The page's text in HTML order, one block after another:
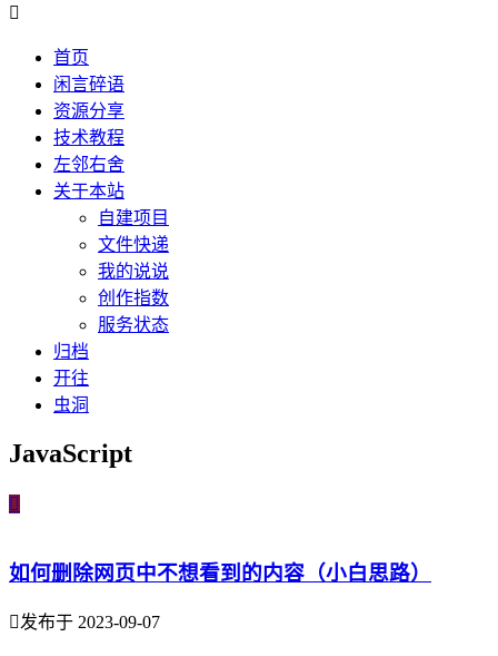

首页
闲言碎语
资源分享
技术教程
左邻右舍
关于本站
自建项目
文件快递
我的说说
创作指数
服务状态
归档
开往
虫洞
JavaScript

如何删除网页中不想看到的内容（小白思路）
发布于 2023-09-07